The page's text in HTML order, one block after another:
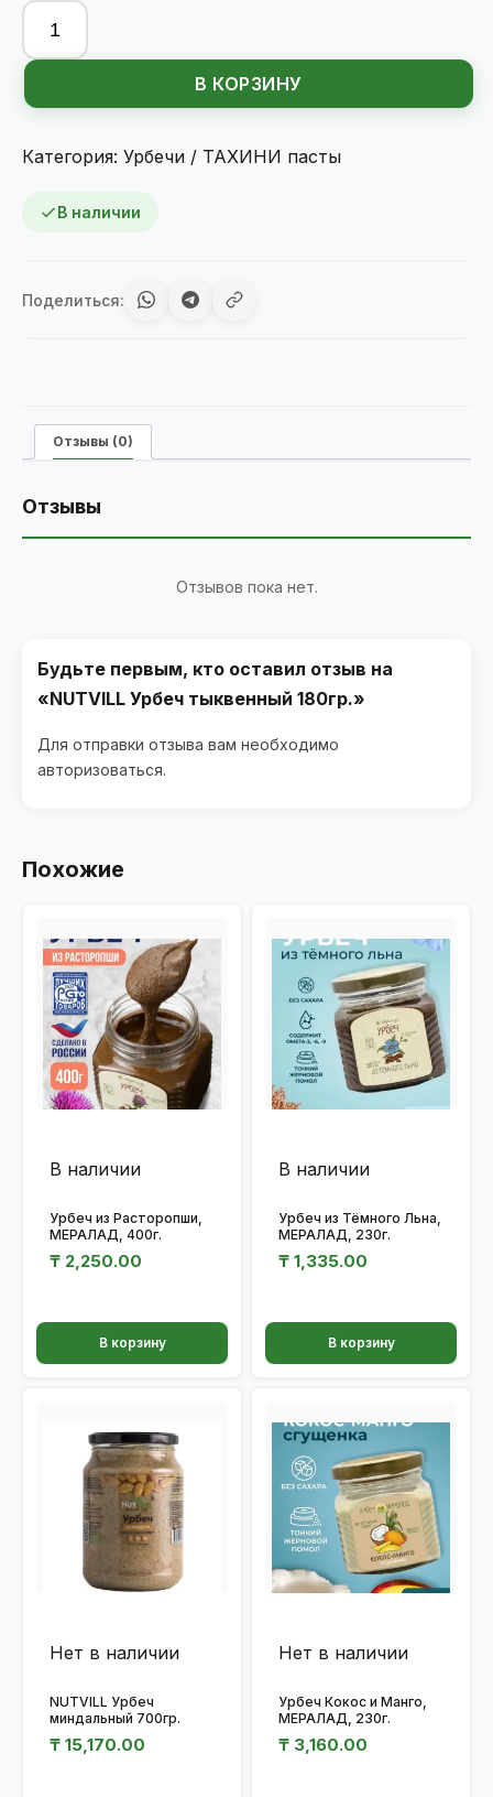
Количество
товара
NUTVILL
Урбеч
180гр.
В КОРЗИНУ
Категория: Урбечи / ТАХИНИ пасты
В наличии
Поделиться:
Отзывы (0)
Отзывы
Отзывов пока нет.
Будьте первым, кто оставил отзыв на
«NUTVILL Урбеч тыквенный 180гр.»
Для отправки отзыва вам необходимо
авторизоваться.
Похожие
В наличии
Урбеч из Расторопши,
МЕРАЛАД, 400г.
₸ 2,250.00
В корзину
В наличии
Урбеч из Тёмного Льна,
МЕРАЛАД, 230г.
₸ 1,335.00
В корзину
Нет в наличии
NUTVILL Урбеч
миндальный 700гр.
₸ 15,170.00
Нет в наличии
Урбеч Кокос и Манго,
МЕРАЛАД, 230г.
₸ 3,160.00